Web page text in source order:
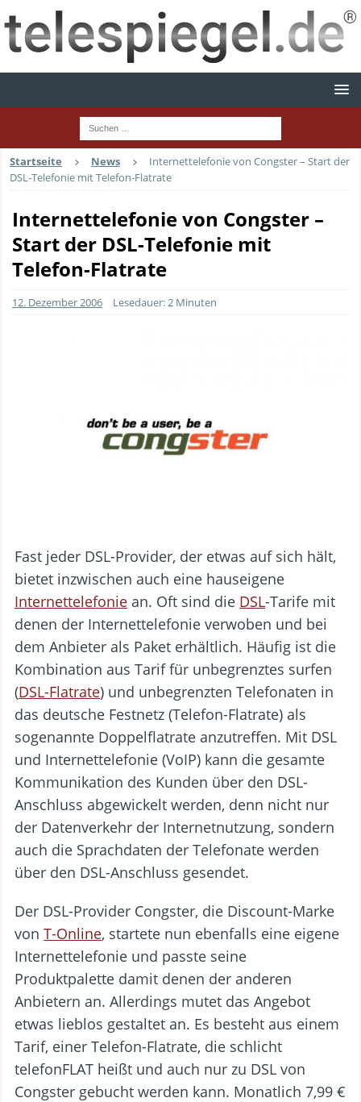
Startseite News
Internettelefonie von Congster – Start der
DSL-Telefonie mit Telefon-Flatrate
Internettelefonie von Congster –
Start der DSL-Telefonie mit
Telefon-Flatrate
12. Dezember 2006 Lesedauer: 2 Minuten
Fast jeder DSL-Provider, der etwas auf sich hält,
bietet inzwischen auch eine hauseigene
Internettelefonie an. Oft sind die DSL-Tarife mit
denen der Internettelefonie verwoben und bei
dem Anbieter als Paket erhältlich. Häufig ist die
Kombination aus Tarif für unbegrenztes surfen
(DSL-Flatrate) und unbegrenzten Telefonaten in
das deutsche Festnetz (Telefon-Flatrate) als
sogenannte Doppelflatrate anzutreffen. Mit DSL
und Internettelefonie (VoIP) kann die gesamte
Kommunikation des Kunden über den DSL-
Anschluss abgewickelt werden, denn nicht nur
der Datenverkehr der Internetnutzung, sondern
auch die Sprachdaten der Telefonate werden
über den DSL-Anschluss gesendet.
Der DSL-Provider Congster, die Discount-Marke
von T-Online, startete nun ebenfalls eine eigene
Internettelefonie und passte seine
Produktpalette damit denen der anderen
Anbietern an. Allerdings mutet das Angebot
etwas lieblos gestaltet an. Es besteht aus einem
Tarif, einer Telefon-Flatrate, die schlicht
telefonFLAT heißt und auch nur zu DSL von
Congster gebucht werden kann. Monatlich 7,99 €